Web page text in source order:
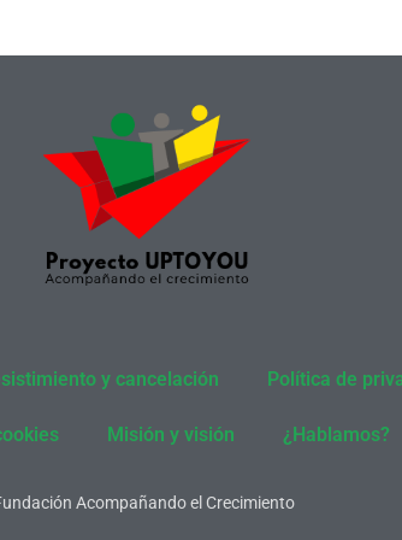
y cancelación Política de
Misión y visión ¿Hablamos?
Acompañando el Crecimiento